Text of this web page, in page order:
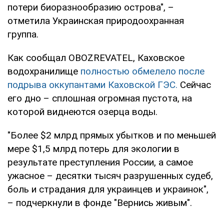
потери биоразнообразию острова", –
отметила Украинская природоохранная
группа.
Как сообщал OBOZREVATEL, Каховское
водохранилище полностью обмелело после
подрыва оккупантами Каховской ГЭС. Сейчас
его дно – сплошная огромная пустота, на
которой виднеются озерца воды.
"Более $2 млрд прямых убытков и по меньшей
мере $1,5 млрд потерь для экологии в
результате преступления России, а самое
ужасное – десятки тысяч разрушенных судеб,
боль и страдания для украинцев и украинок",
– подчеркнули в фонде "Вернись живым".